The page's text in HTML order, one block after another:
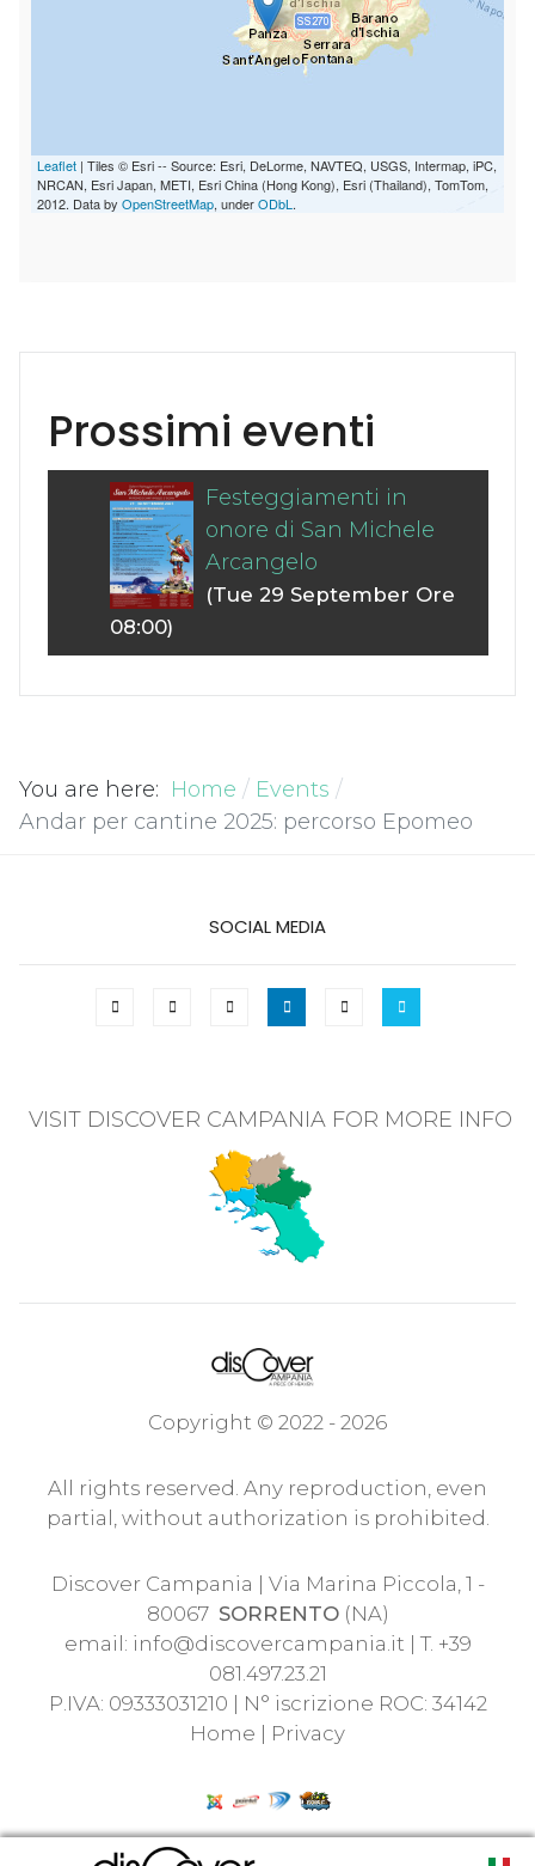
Type 2
Leaflet | Tiles © Esri -- Source: Esri, DeLorme, NAVTEQ, USGS, Intermap, iPC,
NRCAN, Esri Japan, METI, Esri China (Hong Kong), Esri (Thailand), TomTom,
2012. Data by OpenStreetMap, underODbL .
Prossimi eventi
Festeggiamenti in
onore di San Michele
Arcangelo
(Tue 29 September Ore
08:00)
You are here: Home
Events
Andar per cantine 2025: percorso Epomeo
SOCIAL MEDIA
VISIT DISCOVER CAMPANIA FOR MORE INFO
Copyright © 2022 - 2026
All rights reserved. Any reproduction, even
partial, without authorization is prohibited.
Discover Campania | Via Marina Piccola, 1 -
80067 SORRENTO(NA)
email: info@discovercampania.it | T. +39
081.497.23.21
P.IVA: 09333031210 | N° iscrizione ROC: 34142
Home
Privacy